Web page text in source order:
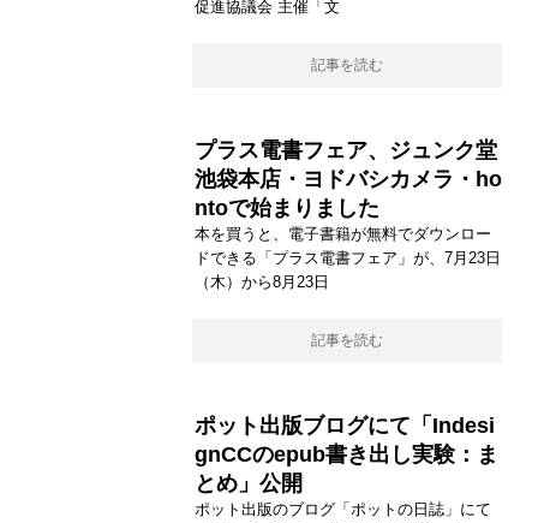
促進協議会 主催「文
記事を読む
プラス電書フェア、ジュンク堂
池袋本店・ヨドバシカメラ・ho
ntoで始まりました
本を買うと、電子書籍が無料でダウンロー
ドできる「プラス電書フェア」が、7月23日
（木）から8月23日
記事を読む
ポット出版ブログにて「Indesi
gnCCのepub書き出し実験：ま
とめ」公開
ポット出版のブログ「ポットの日誌」にて